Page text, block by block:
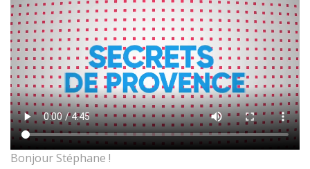
Bonjour Stéphane !